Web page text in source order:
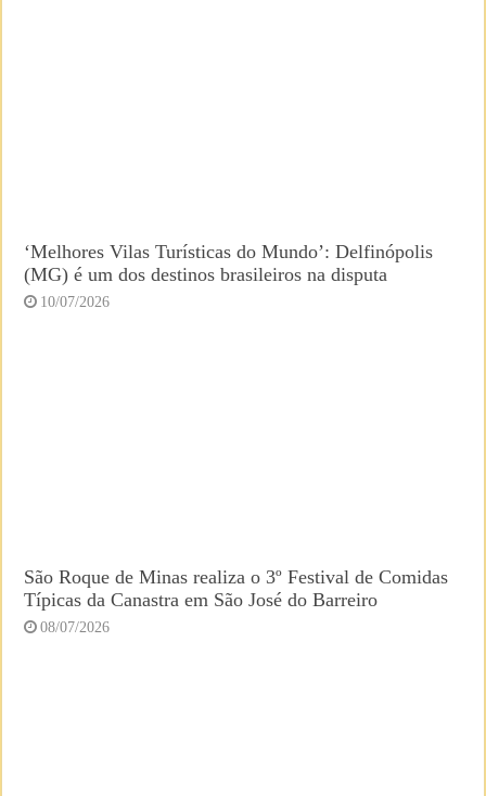
‘Melhores Vilas Turísticas do Mundo’: Delfinópolis
(MG) é um dos destinos brasileiros na disputa
10/07/2026
São Roque de Minas realiza o 3º Festival de Comidas
Típicas da Canastra em São José do Barreiro
08/07/2026